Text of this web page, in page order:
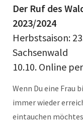
Der Ruf des
2023/2024
Herbstsaison:
Sachsenwald
10.10. Online
Wenn Du eine Frau
immer wieder
eintauchen